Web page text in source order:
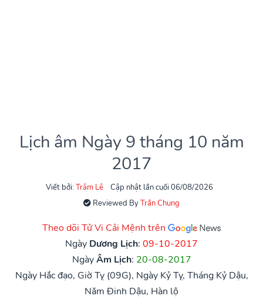
Lịch âm Ngày 9 tháng 10 năm
2017
Viết bởi: Trâm Lê
Cập nhật lần cuối 06/08/2026
Reviewed ByTrần Chung
Theo dõi Tử Vi Cải Mệnh trên
Ngày Dương Lịch: 09-10-2017
NgàyÂm Lịch: 20-08-2017
Ngày Hắc đạo, Giờ Tỵ (09G), Ngày Kỷ Tỵ, Tháng Kỷ Dậu,
Năm Đinh Dậu, Hàn lộ